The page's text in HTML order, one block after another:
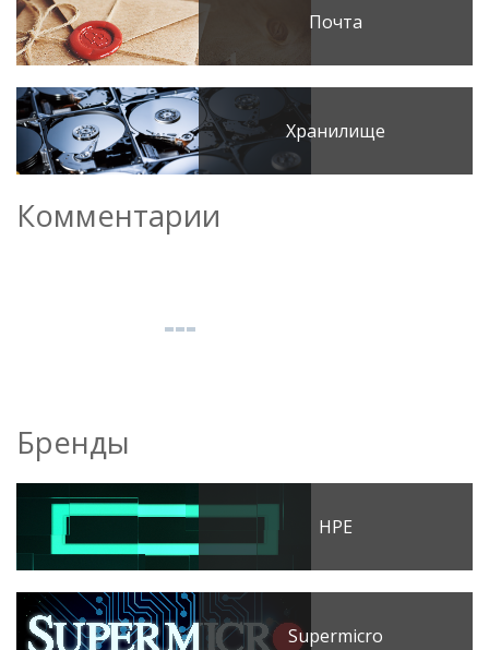
Почта
Хранилище
Комментарии
Бренды
HPE
Supermicro